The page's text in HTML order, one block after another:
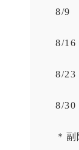
8/9
8/16
8/23
8/30
＊